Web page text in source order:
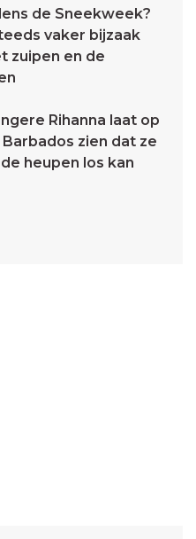
de Sneekweek?
vaker bijzaak
zuipen en de
Rihanna laat op
zien dat ze
heupen los kan